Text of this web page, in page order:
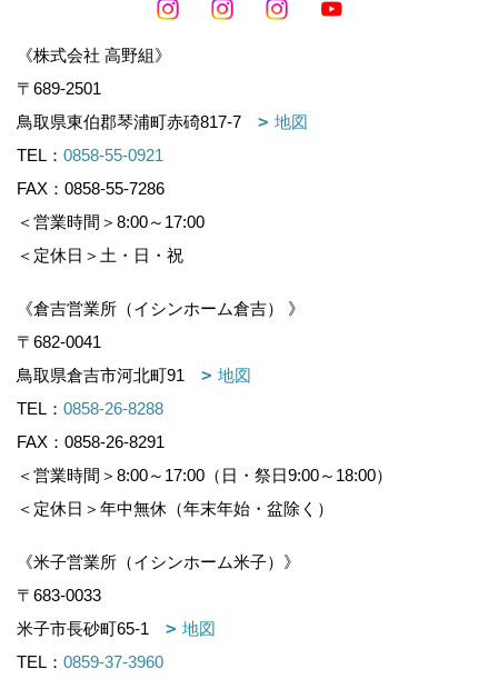
《株式会社 高野組》
〒689-2501
鳥取県東伯郡琴浦町赤碕817-7
地図
TEL： 0858-55-0921
FAX：0858-55-7286
＜営業時間＞8:00～17:00
＜定休日＞土・日・祝
《倉吉営業所（イシンホーム倉吉） 》
〒682-0041
鳥取県倉吉市河北町91
地図
TEL： 0858-26-8288
FAX：0858-26-8291
＜営業時間＞8:00～17:00（日・祭日9:00～18:00）
＜定休日＞年中無休（年末年始・盆除く）
《米子営業所（イシンホーム米子）》
〒683-0033
米子市長砂町65-1
地図
TEL： 0859-37-3960